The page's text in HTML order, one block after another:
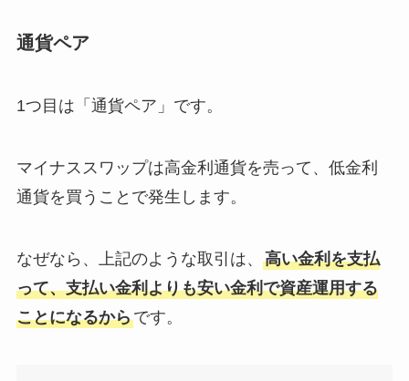
通貨ペア
1つ目は「通貨ペア」です。
マイナススワップは高金利通貨を売って、低金利
通貨を買うことで発生します。
なぜなら、上記のような取引は、 高い金利を支払
って、支払い金利よりも安い金利で資産運用する
ことになるからです。